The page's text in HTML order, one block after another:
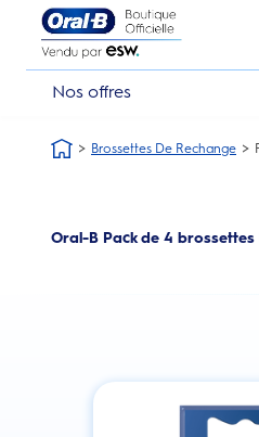
Skip Navigation1
Nos offres
Brossettes De Rechange
Oral-B Pack de 4 brossettes